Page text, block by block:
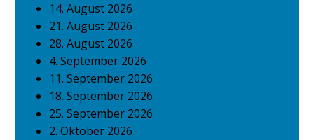
14. August 2026
21. August 2026
28. August 2026
4. September 2026
11. September 2026
18. September 2026
25. September 2026
2. Oktober 2026